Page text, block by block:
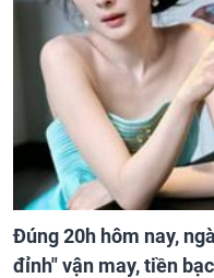
Đúng 20h hôm nay,
đỉnh" vận may, tiền